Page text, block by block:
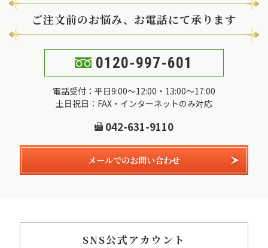
ご注文前のお悩み、お電話にて承ります
0120-997-601
電話受付：平日9:00～12:00・13:00～17:00
土日祝日：FAX・インターネットのみ対応
042-631-9110
メールでのお問い合わせ
SNS公式アカウント